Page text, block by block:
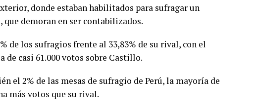
donde estaban habilitados para sufragar un
demoran en ser contabilizados.
de los sufragios frente al 33,83% de su rival, con el
de casi 61.000 votos sobre Castillo.
el 2% de las mesas de sufragio de Perú, la mayoría de
más votos que su rival.